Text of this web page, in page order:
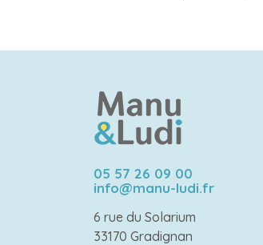
05 57 26 09 00
info@manu-ludi.fr
6 rue du Solarium
33170 Gradignan